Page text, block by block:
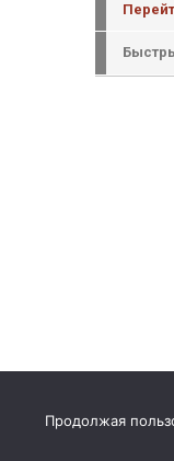
Продолжая